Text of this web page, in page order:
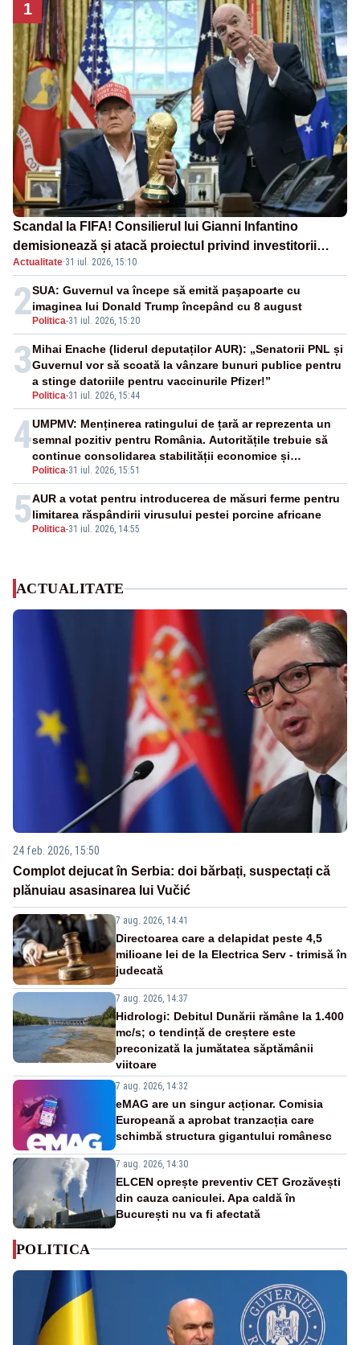
1
Scandal la FIFA! Consilierul lui Gianni Infantino
demisionează și atacă proiectul privind investitorii
străini
Actualitate·31 iul. 2026, 15:10
2 Politica-31 iul. 2026, 15:20
SUA: Guvernul va începe să emită paşapoarte cu
imaginea lui Donald Trump începând cu 8 august
3
Politica-31 iul. 2026, 15:44
Mihai Enache (liderul deputaților AUR): „Senatorii PNL și
Guvernul vor să scoată la vânzare bunuri publice pentru
a stinge datoriile pentru vaccinurile Pfizer!”
4
Politica-31 iul. 2026, 15:51
UMPMV: Menținerea ratingului de țară ar reprezenta un
semnal pozitiv pentru România. Autoritățile trebuie să
continue consolidarea stabilității economice și
financiare
5 Politica-31 iul. 2026, 14:55
AUR a votat pentru introducerea de măsuri ferme pentru
limitarea răspândirii virusului pestei porcine africane
ACTUALITATE
24 feb. 2026, 15:50
Complot dejucat în Serbia: doi bărbați, suspectați că
plănuiau asasinarea lui Vučić
7 aug. 2026, 14:41
Directoarea care a delapidat peste 4,5
milioane lei de la Electrica Serv - trimisă în
judecată
7 aug. 2026, 14:37
Hidrologi: Debitul Dunării rămâne la 1.400
mc/s; o tendință de creștere este
preconizată la jumătatea săptămânii
viitoare
7 aug. 2026, 14:32
eMAG are un singur acționar. Comisia
Europeană a aprobat tranzacția care
schimbă structura gigantului românesc
7 aug. 2026, 14:30
ELCEN oprește preventiv CET Grozăvești
din cauza caniculei. Apa caldă în
București nu va fi afectată
POLITICA